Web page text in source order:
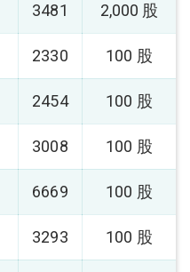
3481 2,000 股
2330 100 股
2454 100 股
3008 100 股
6669 100 股
3293 100 股